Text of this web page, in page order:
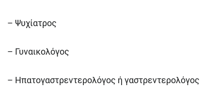
– Ψυχίατρος
– Γυναικολόγος
– Ηπατογαστρεντερολόγος ή γαστρεντερολόγος